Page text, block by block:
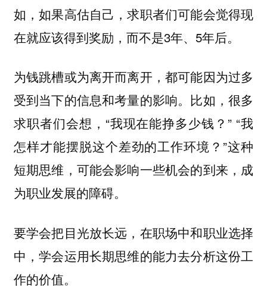
如，如果高估自己，求职者们可能会觉得现
在就应该得到奖励，而不是3年、5年后。
为钱跳槽或为离开而离开，都可能因为过多
受到当下的信息和考量的影响。比如，很多
求职者们会想，“我现在能挣多少钱？” “我
怎样才能摆脱这个差劲的工作环境？”这种
短期思维，可能会影响一些机会的到来，成
为职业发展的障碍。
要学会把目光放长远，在职场中和职业选择
中，学会运用长期思维的能力去分析这份工
作的价值。